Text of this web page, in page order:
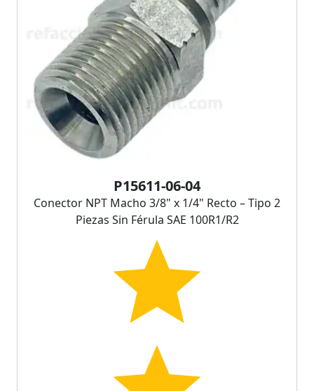
P15611-06-04
Conector NPT Macho 3/8" x 1/4" Recto – Tipo 2
Piezas Sin Férula SAE 100R1/R2